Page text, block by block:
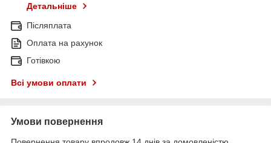
Детальніше
Післяплата
Оплата на рахунок
Готівкою
Всі умови оплати
Умови повернення